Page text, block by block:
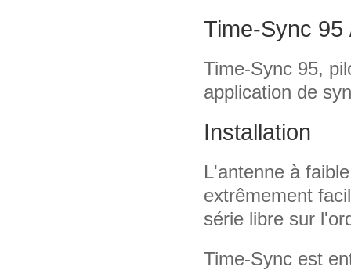
Time-Sync 95
Time-Sync 95,
application de
Installation
L'antenne à
extrêmement
série libre sur
Time-Sync est